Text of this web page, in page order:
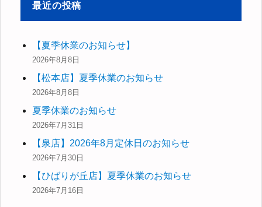
最近の投稿
【夏季休業のお知らせ】
2026年8月8日
【松本店】夏季休業のお知らせ
2026年8月8日
夏季休業のお知らせ
2026年7月31日
【泉店】2026年8月定休日のお知らせ
2026年7月30日
【ひばりが丘店】夏季休業のお知らせ
2026年7月16日